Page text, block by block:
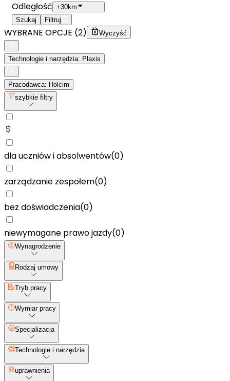
Odległość +30km
Szukaj
Filtruj
WYBRANE OPCJE (2) Wyczyść
Technologie i narzędzia: Plaxis
Pracodawca: Holcim
szybkie filtry
dla uczniów i absolwentów(0)
zarządzanie zespołem(0)
bez doświadczenia(0)
niewymagane prawo jazdy(0)
Wynagrodzenie
Rodzaj umowy
Tryb pracy
Wymiar pracy
Specjalizacja
Technologie i narzędzia
uprawnienia